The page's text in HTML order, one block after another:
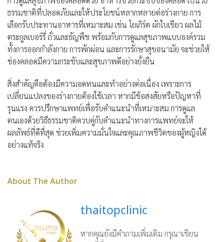
ธรรมชาติที่ปลอดภัยและให้ประโยชน์หลากหลายต่อร่างกาย การ
เลือกรับประทานอาหารที่เหมาะสม เช่น โยเกิร์ต ผักใบเขียว ผลไม้
ตระกูลเบอร์รี่ ถั่วและธัญพืช พร้อมกับการดูแลสุขภาพแบบองค์รวม
ทั้งการออกกำลังกาย การพักผ่อน และการรักษาสุขอนามัย จะช่วยให้
ช่องคลอดมีความกระชับและสุขภาพดีอย่างยั่งยืน
สิ่งสำคัญคือต้องมีความอดทนและทำอย่างต่อเนื่อง เพราะการ
เปลี่ยนแปลงของร่างกายต้องใช้เวลา หากมีข้อสงสัยหรือปัญหาที่
รุนแรง ควรปรึกษาแพทย์เพื่อรับคำแนะนำที่เหมาะสม การดูแล
ตนเองด้วยวิธีธรรมชาติควบคู่กับคำแนะนำทางการแพทย์จะให้
ผลลัพธ์ที่ดีที่สุด ช่วยเพิ่มความมั่นใจและคุณภาพชีวิตของผู้หญิงได้
อย่างแท้จริง
About The Author
thaitopclinic
หากคุณยังมีคำถามเพิ่มเติม กรุณาเขียน